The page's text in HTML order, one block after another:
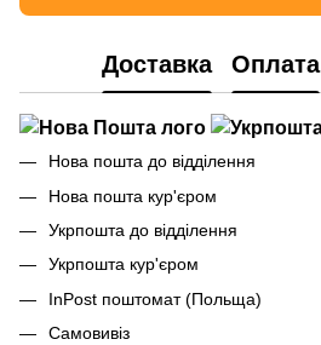
Доставка Оплата
Нова пошта до відділення
Нова пошта кур'єром
Укрпошта до відділення
Укрпошта кур'єром
InPost поштомат (Польща)
Самовивіз